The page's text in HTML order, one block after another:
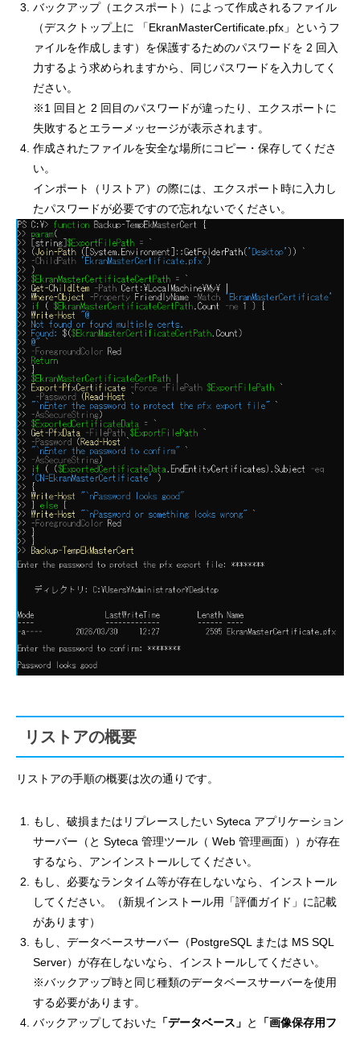
バックアップ（エクスポート）によって作成されるファイル
（デスクトップ上に 「EkranMasterCertificate.pfx」というフ
ァイルを作成します）を保護するためのパスワードを 2 回入
力するよう求められますから、同じパスワードを入力してく
ださい。
※1 回目と 2 回目のパスワードが違ったり、エクスポートに
失敗するとエラーメッセージが表示されます。
作成されたファイルを安全な場所にコピー・保存してくださ
い。
インポート（リストア）の際には、エクスポート時に入力し
たパスワードが必要ですので忘れないでください。
リストアの概要
リストアの手順の概要は次の通りです。
もし、破損またはリプレースしたい Syteca アプリケーション
サーバー（と Syteca 管理ツール（ Web 管理画面））が存在
するなら、アンインストールしてください。
もし、必要なランタイム等が存在しないなら、インストール
してください。（新規インストール用「評価ガイド」に記載
があります）
もし、データベースサーバー（PostgreSQL または MS SQL
Server）が存在しないなら、インストールしてください。
※バックアップ時と同じ種類のデータベースサーバーを使用
する必要があります。
バックアップしておいた 「データベース」 と
「画像保存用フ